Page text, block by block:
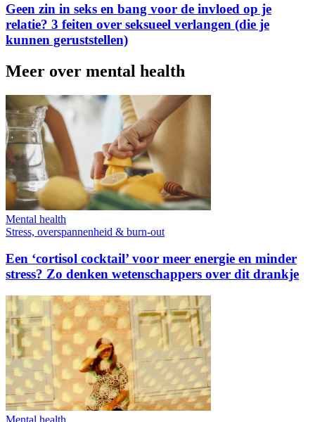
Geen zin in seks en bang voor de invloed op je
relatie? 3 feiten over seksueel verlangen (die je
kunnen geruststellen)
Meer over mental health
Mental health
Stress, overspannenheid & burn-out
Een ‘cortisol cocktail’ voor meer energie en minder
stress? Zo denken wetenschappers over dit drankje
Mental health